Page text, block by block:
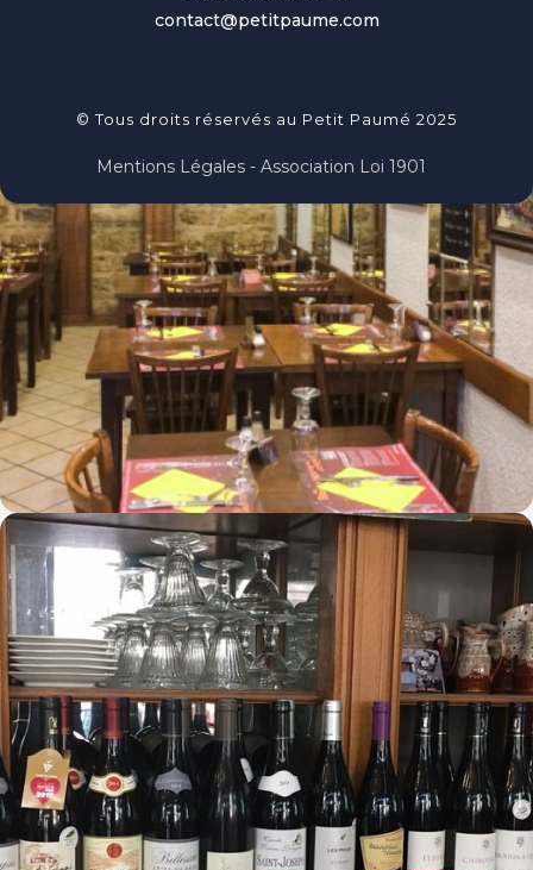
contact@petitpaume.com
© Tous droits réservés au Petit Paumé 2025
Mentions Légales - Association Loi 1901